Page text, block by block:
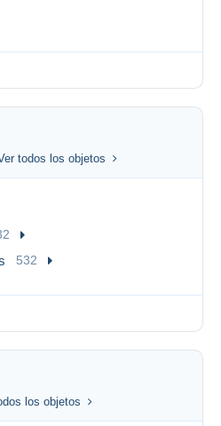
todos los objetos
532
los objetos